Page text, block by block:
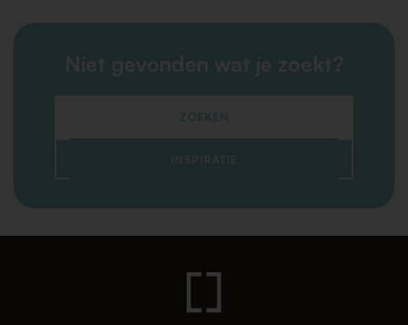
Niet gevonden wat je zoekt?
ZOEKEN
INSPIRATIE